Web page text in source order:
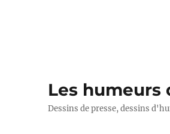
Les humeurs
Dessins de presse, dessins